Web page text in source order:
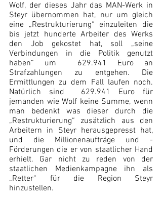
Wolf, der dieses Jahr das MAN-Werk in
Steyr übernommen hat, nur um gleich
eine „Restrukturierung“ einzuleiten die
bis jetzt hunderte Arbeiter des Werks
den Job gekostet hat, soll „seine
Verbindungen in die Politik genutzt
haben“ um  629.941 Euro an
Strafzahlungen zu entgehen. Die
Ermittlungen zu dem Fall laufen noch.
Natürlich sind  629.941 Euro für
jemanden wie Wolf keine Summe, wenn
man bedenkt was dieser durch die
„Restrukturierung“ zusätzlich aus den
Arbeitern in Steyr herausgepresst hat,
und die Millionenaufträge und -
Förderungen die er von staatlicher Hand
erhielt. Gar nicht zu reden von der
staatlichen Medienkampagne ihn als
„Retter“ für die Region Steyr
hinzustellen.